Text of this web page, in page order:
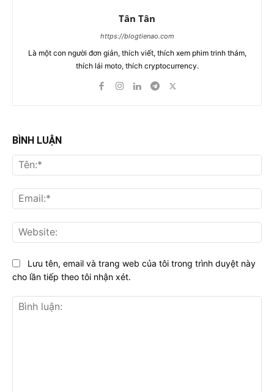
Tân Tân
https://blogtienao.com
Là một con người đơn giản, thích viết, thích xem phim trinh thám,
thích lái moto, thích cryptocurrency.
BÌNH LUẬN
Lưu tên, email và trang web của tôi trong trình duyệt này
cho lần tiếp theo tôi nhận xét.